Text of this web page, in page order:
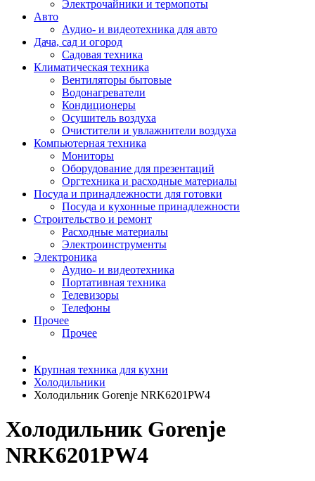
Электрочайники и термопоты
Авто
Аудио- и видеотехника для авто
Дача, сад и огород
Садовая техника
Климатическая техника
Вентиляторы бытовые
Водонагреватели
Кондиционеры
Осушитель воздуха
Очистители и увлажнители воздуха
Компьютерная техника
Мониторы
Оборудование для презентаций
Оргтехника и расходные материалы
Посуда и принадлежности для готовки
Посуда и кухонные принадлежности
Строительство и ремонт
Расходные материалы
Электроинструменты
Электроника
Аудио- и видеотехника
Портативная техника
Телевизоры
Телефоны
Прочее
Прочее
Крупная техника для кухни
Холодильники
Холодильник Gorenje NRK6201PW4
Холодильник Gorenje
NRK6201PW4